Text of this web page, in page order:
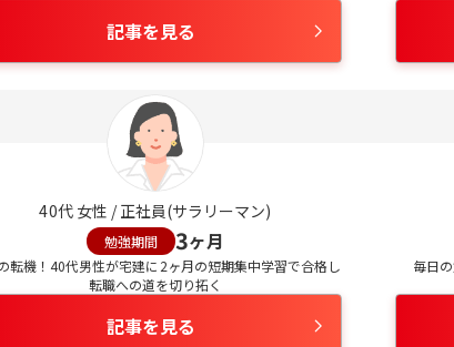
記事を見る
40代 女性 / 正社員(サラリーマン)
勉強期間 3ヶ月
転機！40代男性が宅建に2ヶ月の短期集中学習で合格し
転職への道を切り拓く
記事を見る
毎日